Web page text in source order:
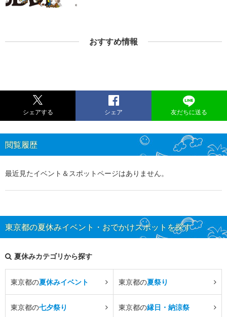
おすすめ情報
シェアする シェア 友だちに送る
閲覧履歴
最近見たイベント＆スポットページはありません。
東京都の夏休みイベント・おでかけスポットを探す
夏休みカテゴリから探す
東京都の夏休みイベント 東京都の夏祭り
東京都の七夕祭り 東京都の縁日・納涼祭